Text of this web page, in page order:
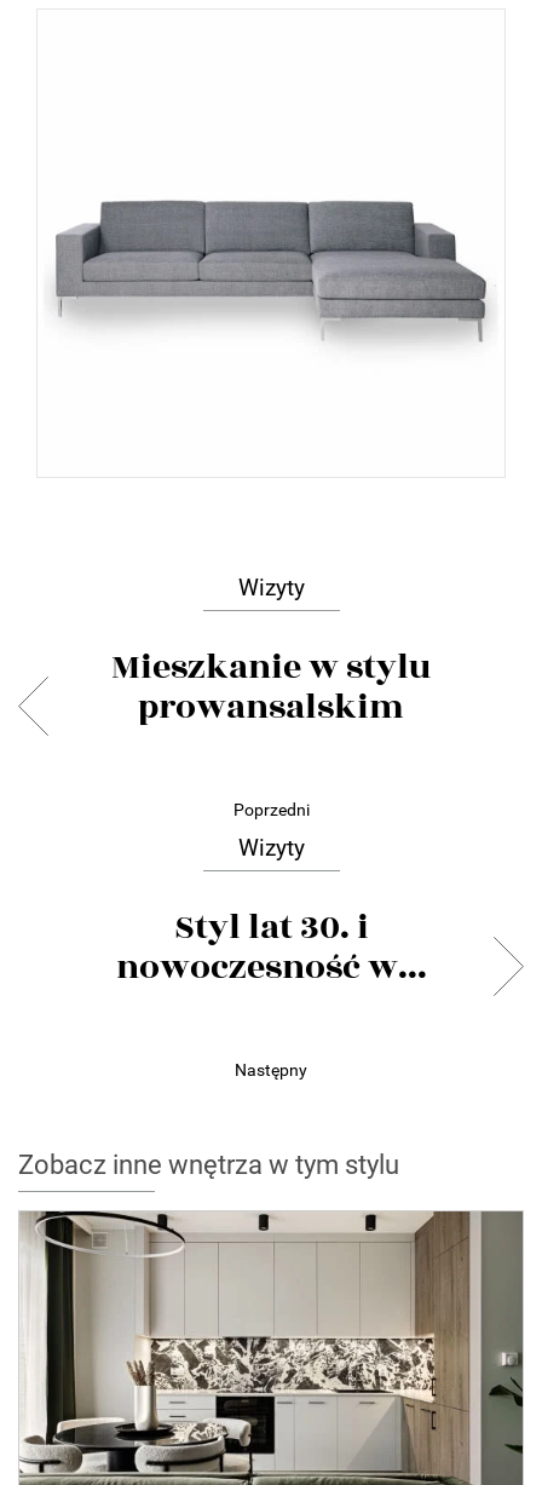
Wizyty
Mieszkanie w stylu
prowansalskim
Poprzedni
Wizyty
Styl lat 30. i
nowoczesność w...
Następny
Zobacz inne wnętrza w tym stylu